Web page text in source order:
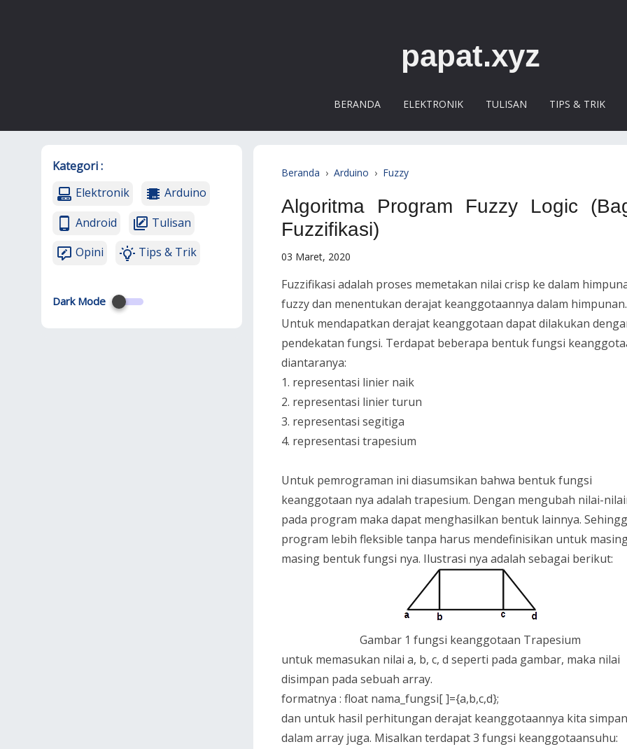
papat.xyz
BERANDA ELEKTRONIK TULISAN TIPS & TRIK
Kategori :
Elektronik
Arduino
Android
Tulisan
Opini
Tips & Trik
Dark Mode
Beranda › Arduino › Fuzzy
Algoritma Program Fuzzy Logic
Fuzzifikasi)
03 Maret, 2020
Fuzzifikasi adalah proses memetakan nilai crisp ke dalam
fuzzy dan menentukan derajat keanggotaannya dalam himpunan.
Untuk mendapatkan derajat keanggotaan dapat dilakukan
pendekatan fungsi. Terdapat beberapa bentuk fungsi
diantaranya:
1. representasi linier naik
2. representasi linier turun
3. representasi segitiga
4. representasi trapesium
Untuk pemrograman ini diasumsikan bahwa bentuk fungsi
keanggotaan nya adalah trapesium. Dengan mengubah nilai-
pada program maka dapat menghasilkan bentuk lainnya.
program lebih fleksible tanpa harus mendefinisikan untuk
masing bentuk fungsi nya. Ilustrasi nya adalah sebagai berikut:
Gambar 1 fungsi keanggotaan Trapesium
untuk memasukan nilai a, b, c, d seperti pada gambar, maka nilai
disimpan pada sebuah array.
formatnya : float nama_fungsi[ ]={a,b,c,d};
dan untuk hasil perhitungan derajat keanggotaannya kita simpan
dalam array juga. Misalkan terdapat 3 fungsi keanggotaansuhu: